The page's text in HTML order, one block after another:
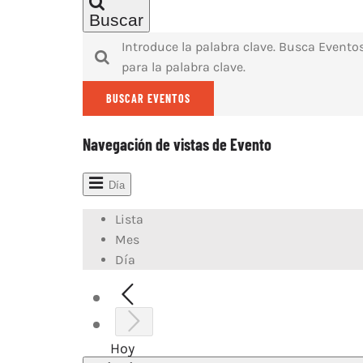
2026
Buscar
Introduce la palabra clave. Busca
para la palabra clave.
BUSCAR EVENTOS
Navegación de vistas de Evento
Día
Lista
Mes
Día
Hoy